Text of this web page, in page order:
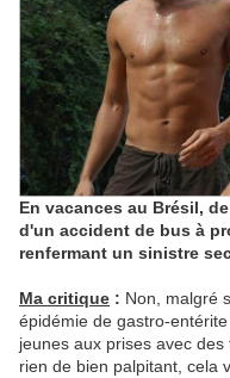
En vacances au Brésil,
d'un accident de bus à
renfermant un sinistre
Ma critique : Non, malgré
épidémie de gastro-
jeunes aux prises avec
rien de bien palpitant, cela